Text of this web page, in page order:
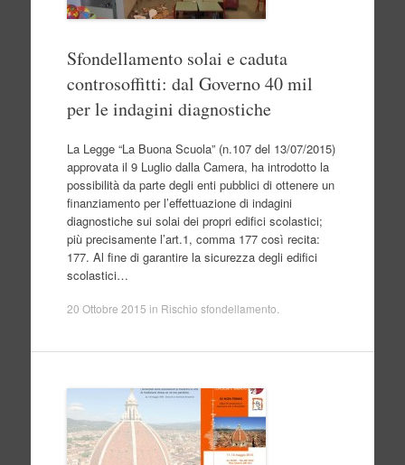
Sfondellamento solai e caduta
controsoffitti: dal Governo 40 mil
per le indagini diagnostiche
La Legge “La Buona Scuola” (n.107 del 13/07/2015)
approvata il 9 Luglio dalla Camera, ha introdotto la
possibilità da parte degli enti pubblici di ottenere un
finanziamento per l’effettuazione di indagini
diagnostiche sui solai dei propri edifici scolastici;
più precisamente l’art.1, comma 177 così recita:
177. Al fine di garantire la sicurezza degli edifici
scolastici…
20 Ottobre 2015 in Rischio sfondellamento